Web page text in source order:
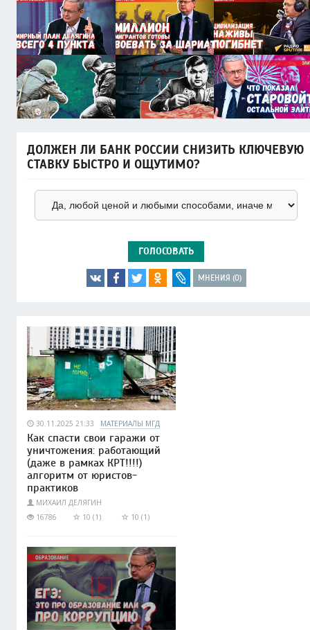
ДОЛЖЕН ЛИ БАНК РОССИИ СНИЗИТЬ КЛЮЧЕВУЮ
СТАВКУ БЫСТРО И ОЩУТИМО?
ГОЛОСОВАТЬ
МНЕНИЯ (0)
30.11.2025 21:33 МАТЕРИАЛЫ МГД
Как спасти свои гаражи от
уничтожения: работающий
(даже в рамках КРТ!!!!)
алгоритм от юристов-
практиков
МИХАИЛ ДЕЛЯГИН
16786
10 (1) 10 (1)